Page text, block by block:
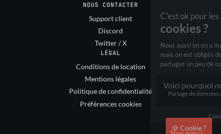
NOUS CONTACTER
Support client
Discord
Twitter / X
LÉGAL
Conditions de location
Mentions légales
Politique de confidentialité
Préférences cookies